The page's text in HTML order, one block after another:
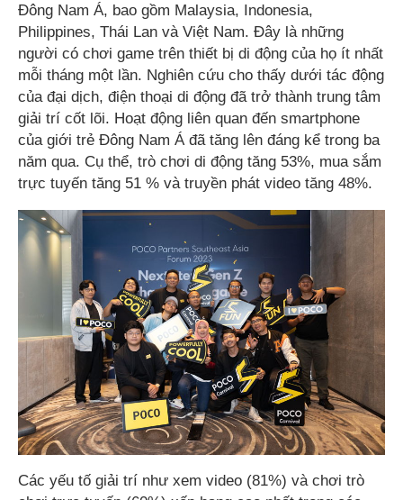
Đông Nam Á, bao gồm Malaysia, Indonesia,
Philippines, Thái Lan và Việt Nam. Đây là những
người có chơi game trên thiết bị di động của họ ít nhất
mỗi tháng một lần. Nghiên cứu cho thấy dưới tác động
của đại dịch, điện thoại di động đã trở thành trung tâm
giải trí cốt lõi. Hoạt động liên quan đến smartphone
của giới trẻ Đông Nam Á đã tăng lên đáng kể trong ba
năm qua. Cụ thể, trò chơi di động tăng 53%, mua sắm
trực tuyến tăng 51 % và truyền phát video tăng 48%.
Các yếu tố giải trí như xem video (81%) và chơi trò